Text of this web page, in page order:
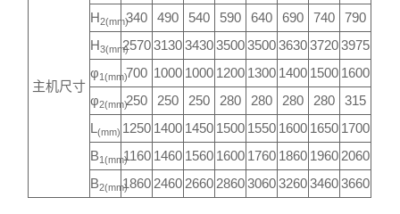
主机尺寸
H2(mm)340 490 540 590 640 690 740
790
H3(mm)25703130343035003500363037203975
φ1(mm)700 1000 1000 1200 1300 1400 1500 1600
φ2(mm)250 250 250 280 280 280 280
315
L(mm) 1250 1400 1450 1500 1550 1600 1650 1700
B1(mm)1160 1460 1560 1600 1760 1860 1960 2060
B2(mm)1860 2460 2660 28603060326034603660